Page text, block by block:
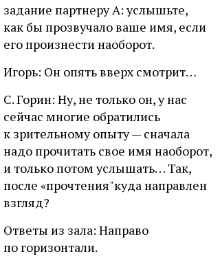
задание партнеру А: услышьте,
как бы прозвучало ваше имя, если
его произнести наоборот.
Игорь: Он опять вверх смотрит…
С. Горин: Ну, не только он, у нас
сейчас многие обратились
к зрительному опыту — сначала
надо прочитать свое имя наоборот,
и только потом услышать… Так,
после «прочтения"куда направлен
взгляд?
Ответы из зала: Направо
по горизонтали.